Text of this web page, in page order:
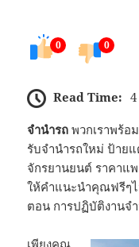
0 0
Read Time:
จำนำรถ พวกเราพร้อ
รับจำนำรถใหม่ ป้าย
จักรยานยนต์ ราคาแ
ให้คำแนะนำคุณฟรีๆ
ตอน การปฏิบัติงานจ